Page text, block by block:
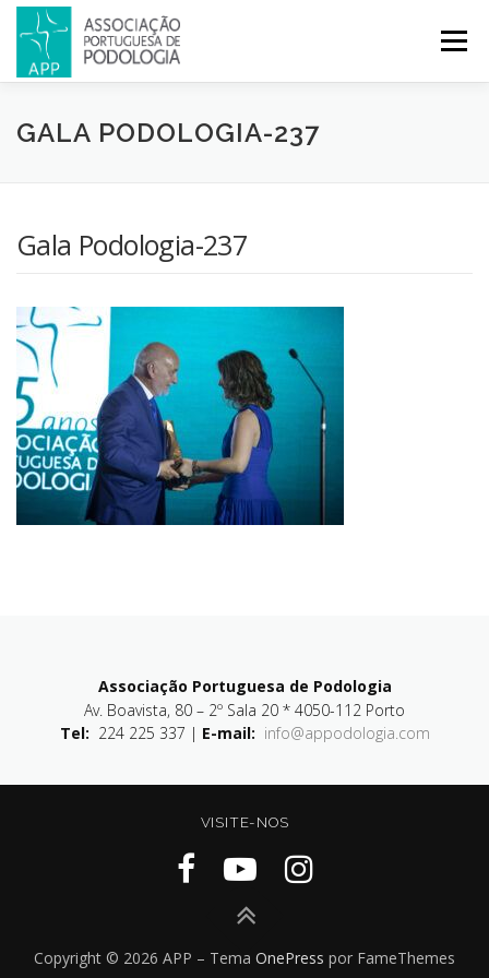
Menu
APP PODOLOGIA LICENCIATURA EM PODOLOGIA
GALA PODOLOGIA-237
Gala Podologia-237
Associação Portuguesa de Podologia
Av. Boavista, 80 – 2º Sala 20 * 4050-112 Porto
Tel: 224 225 337 | E-mail: info@appodologia.com
VISITE-NOS
Copyright © 2026 APP – Tema OnePress por FameThemes